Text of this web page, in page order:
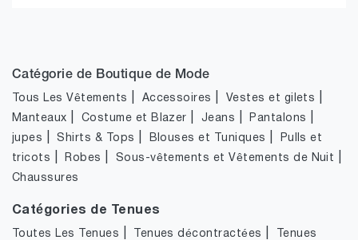
Catégorie de Boutique de Mode
Tous Les Vêtements Accessoires Vestes et gilets
Manteaux Costume et Blazer Jeans Pantalons
jupes |Shirts & Tops Blouses et Tuniques
Pulls et
tricots
Robes Sous-vêtements et Vêtements de Nuit
Chaussures
Catégories de Tenues
Toutes Les Tenues Tenues décontractées
Tenues